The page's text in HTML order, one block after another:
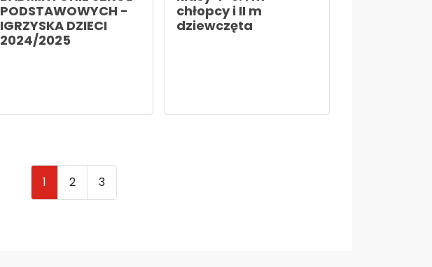
PODSTAWOWYCH -
IGRZYSKA DZIECI
2024/2025
chłopcy i II m
dziewczęta
1 2 3